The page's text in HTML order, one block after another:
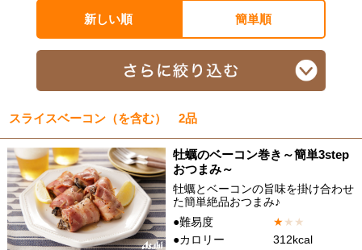
新しい順 簡単順
スライスベーコン（を含む） 2品
牡蠣のベーコン巻き～簡単3step
おつまみ～
牡蠣とベーコンの旨味を掛け合わせ
た簡単絶品おつまみ♪
●難易度
★★ ★
●カロリー
312kcal